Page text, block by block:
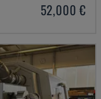
52,000 €